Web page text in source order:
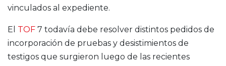
vinculados al expediente.
El TOF 7 todavía debe resolver distintos pedidos de
incorporación de pruebas y desistimientos de
testigos que surgieron luego de las recientes